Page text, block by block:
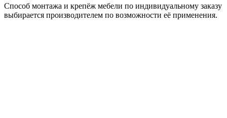
Способ монтажа и крепёж мебели по индивидуальному заказу
выбирается производителем по возможности её применения.